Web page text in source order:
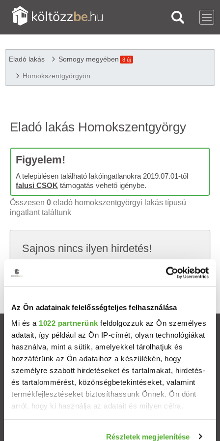
Az Ön adatainak felelősségteljes felhasználása
Mi és a 1022 partnerünk feldolgozzuk az Ön személyes
adatait, így például az Ön IP-címét, olyan technológiákat
használva, mint a sütik, amelyekkel tárolhatjuk és
hozzáférünk az Ön adataihoz a készülékén, hogy
személyre szabott hirdetéseket és tartalmakat, hirdetés-
és tartalommérést, közönségbetekintéseket, valamint
termékfejlesztéseket biztosíthassunk Önnek. Ön dönt
arról, hogy ki használja az adatait és milyen célra.
Részletek megjelenítése
Eladó lakás Somogy megyében 8 új
Homokszentgyörgyön
Eladó lakás Homokszentgyörgy
Figyelem!
A településen található lakóingatlanokra 2019.07.01-től
falusi CSOK támogatás vehető igénybe.
Összesen 0 eladó homokszentgyörgyi lakás típusú
ingatlant találtunk
Sajnos nincs ilyen hirdetés!
Próbálj meg kevesebb szempont szerint
keresni, hátha akkor megtalálod, amit keresel.
Ingatlanok
Eladó házak
Eladó lakások